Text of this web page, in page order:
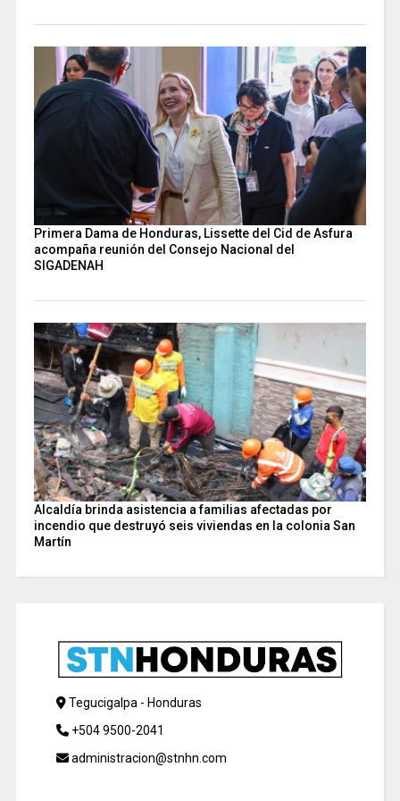
Primera Dama de Honduras, Lissette del Cid de Asfura
acompaña reunión del Consejo Nacional del
SIGADENAH
Alcaldía brinda asistencia a familias afectadas por
incendio que destruyó seis viviendas en la colonia San
Martín
Tegucigalpa - Honduras
+504 9500-2041
administracion@stnhn.com